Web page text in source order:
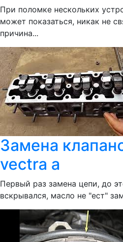
При поломке нескольких
может показаться, никак не
причина...
Замена
vectra a
Первый раз замена цепи, до
вскрывался, масло не "ест"